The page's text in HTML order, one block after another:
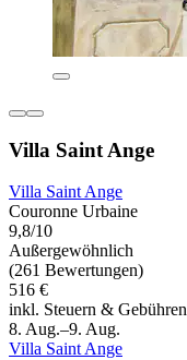
Villa Saint Ange
Villa Saint Ange
Couronne Urbaine
9,8/10
Außergewöhnlich
(261 Bewertungen)
516 €
inkl. Steuern & Gebühren
8. Aug.–9. Aug.
Villa Saint Ange